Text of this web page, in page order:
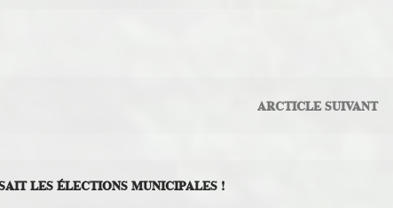
ARCTICLE SUIVANT
LES ÉLECTIONS MUNICIPALES !